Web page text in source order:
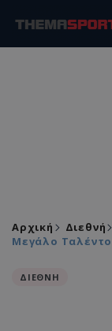
Αρχική Διεθνή
Μεγάλο
ΔΙΕΘΝΗ